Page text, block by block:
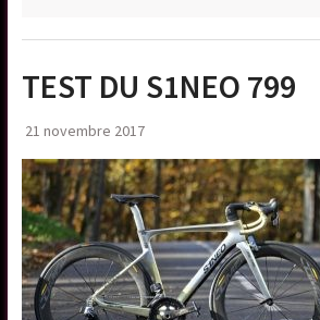
TEST DU S1NEO 799
21 novembre 2017